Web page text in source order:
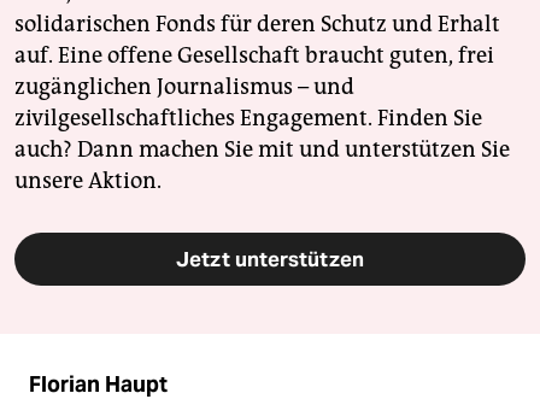
solidarischen Fonds für deren Schutz und Erhalt
auf. Eine offene Gesellschaft braucht guten, frei
zugänglichen Journalismus – und
zivilgesellschaftliches Engagement. Finden Sie
auch? Dann machen Sie mit und unterstützen Sie
unsere Aktion.
Jetzt unterstützen
Florian Haupt